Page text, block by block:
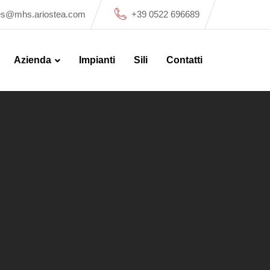
+39 0522 696689
Azienda Impianti Sili Contatti